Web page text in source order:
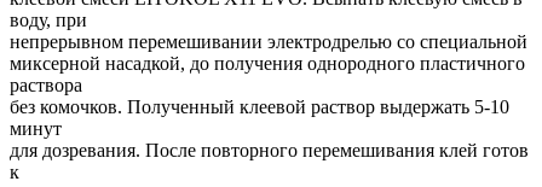
воду, при
непрерывном перемешивании электродрелью со специальной
миксерной насадкой, до получения однородного пластичного
раствора
без комочков. Полученный клеевой раствор выдержать 5-10
минут
для дозревания. После повторного перемешивания клей готов
к